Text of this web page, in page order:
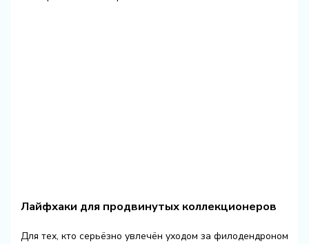
Лайфхаки для продвинутых коллекционеров
Для тех, кто серьёзно увлечён уходом за филодендроном